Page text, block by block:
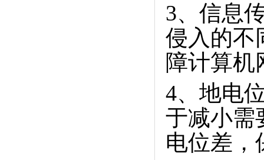
3、信息
侵入的不
障计算机
4、地电
于减小需
电位差，